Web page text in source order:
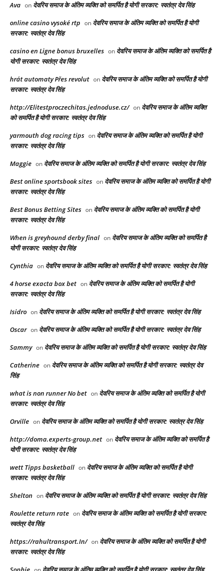
Ava on देवरिय समाज के अंतिम व्यक्ति को समर्पित है योगी सरकार: स्वतंत्र देव सिंह
online casino vysoké rtp on देवरिय समाज के अंतिम व्यक्ति को समर्पित है योगी
सरकार: स्वतंत्र देव सिंह
casino en Ligne bonus bruxelles on देवरिय समाज के अंतिम व्यक्ति को समर्पित है
योगी सरकार: स्वतंत्र देव सिंह
hrát automaty Přes revolut on देवरिय समाज के अंतिम व्यक्ति को समर्पित है योगी
सरकार: स्वतंत्र देव सिंह
http://Elitestproczechitas.jednoduse.cz/ on देवरिय समाज के अंतिम व्यक्ति
को समर्पित है योगी सरकार: स्वतंत्र देव सिंह
yarmouth dog racing tips​ on देवरिय समाज के अंतिम व्यक्ति को समर्पित है योगी
सरकार: स्वतंत्र देव सिंह
Maggie on देवरिय समाज के अंतिम व्यक्ति को समर्पित है योगी सरकार: स्वतंत्र देव सिंह
Best online sportsbook sites on देवरिय समाज के अंतिम व्यक्ति को समर्पित है योगी
सरकार: स्वतंत्र देव सिंह
Best Bonus Betting Sites on देवरिय समाज के अंतिम व्यक्ति को समर्पित है योगी
सरकार: स्वतंत्र देव सिंह
When is greyhound derby final​ on देवरिय समाज के अंतिम व्यक्ति को समर्पित है
योगी सरकार: स्वतंत्र देव सिंह
Cynthia on देवरिय समाज के अंतिम व्यक्ति को समर्पित है योगी सरकार: स्वतंत्र देव सिंह
4 horse exacta box bet​ on देवरिय समाज के अंतिम व्यक्ति को समर्पित है योगी
सरकार: स्वतंत्र देव सिंह
Isidro on देवरिय समाज के अंतिम व्यक्ति को समर्पित है योगी सरकार: स्वतंत्र देव सिंह
Oscar on देवरिय समाज के अंतिम व्यक्ति को समर्पित है योगी सरकार: स्वतंत्र देव सिंह
Sammy on देवरिय समाज के अंतिम व्यक्ति को समर्पित है योगी सरकार: स्वतंत्र देव सिंह
Catherine on देवरिय समाज के अंतिम व्यक्ति को समर्पित है योगी सरकार: स्वतंत्र देव
सिंह
what is non runner No bet​ on देवरिय समाज के अंतिम व्यक्ति को समर्पित है योगी
सरकार: स्वतंत्र देव सिंह
Orville on देवरिय समाज के अंतिम व्यक्ति को समर्पित है योगी सरकार: स्वतंत्र देव सिंह
http://doma.experts-group.net on देवरिय समाज के अंतिम व्यक्ति को समर्पित है
योगी सरकार: स्वतंत्र देव सिंह
wett Tipps basketball on देवरिय समाज के अंतिम व्यक्ति को समर्पित है योगी
सरकार: स्वतंत्र देव सिंह
Shelton on देवरिय समाज के अंतिम व्यक्ति को समर्पित है योगी सरकार: स्वतंत्र देव सिंह
Roulette return rate on देवरिय समाज के अंतिम व्यक्ति को समर्पित है योगी सरकार:
स्वतंत्र देव सिंह
https://rahultransport.In/ on देवरिय समाज के अंतिम व्यक्ति को समर्पित है योगी
सरकार: स्वतंत्र देव सिंह